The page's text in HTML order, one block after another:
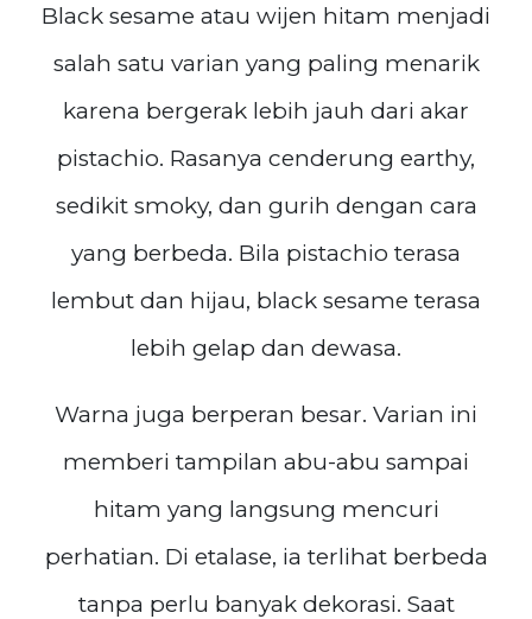
Black sesame atau wijen hitam menjadi
salah satu varian yang paling menarik
karena bergerak lebih jauh dari akar
pistachio. Rasanya cenderung earthy,
sedikit smoky, dan gurih dengan cara
yang berbeda. Bila pistachio terasa
lembut dan hijau, black sesame terasa
lebih gelap dan dewasa.
Warna juga berperan besar. Varian ini
memberi tampilan abu-abu sampai
hitam yang langsung mencuri
perhatian. Di etalase, ia terlihat berbeda
tanpa perlu banyak dekorasi. Saat